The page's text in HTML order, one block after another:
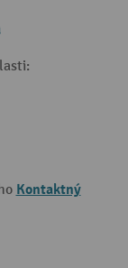
Kontaktný